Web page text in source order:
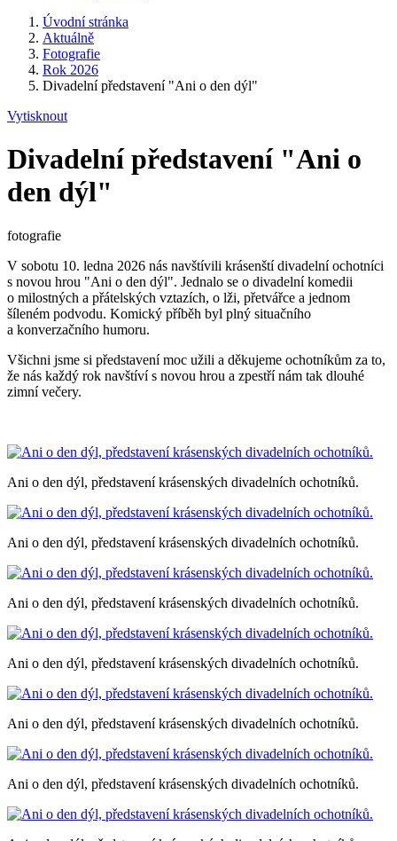
Úvodní stránka
Aktuálně
Fotografie
Rok 2026
Divadelní představení "Ani o den dýl"
Vytisknout
Divadelní představení "Ani o
den dýl"
fotografie
V sobotu 10. ledna 2026 nás navštívili krásenští divadelní ochotníci
s novou hrou "Ani o den dýl". Jednalo se o divadelní komedii
o milostných a přátelských vztazích, o lži, přetvářce a jednom
šíleném podvodu. Komický příběh byl plný situačního
a konverzačního humoru.
Všichni jsme si představení moc užili a děkujeme ochotníkům za to,
že nás každý rok navštíví s novou hrou a zpestří nám tak dlouhé
zimní večery.
Ani o den dýl, představení krásenských divadelních ochotníků.
Ani o den dýl, představení krásenských divadelních ochotníků.
Ani o den dýl, představení krásenských divadelních ochotníků.
Ani o den dýl, představení krásenských divadelních ochotníků.
Ani o den dýl, představení krásenských divadelních ochotníků.
Ani o den dýl, představení krásenských divadelních ochotníků.